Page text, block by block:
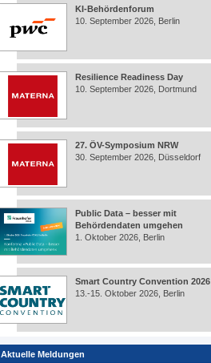
KI-Behördenforum
10. September 2026, Berlin
Resilience Readiness Day
10. September 2026, Dortmund
27. ÖV-Symposium NRW
30. September 2026, Düsseldorf
Public Data – besser mit
Behördendaten umgehen
1. Oktober 2026, Berlin
Smart Country Convention 2026
13.-15. Oktober 2026, Berlin
Aktuelle Meldungen